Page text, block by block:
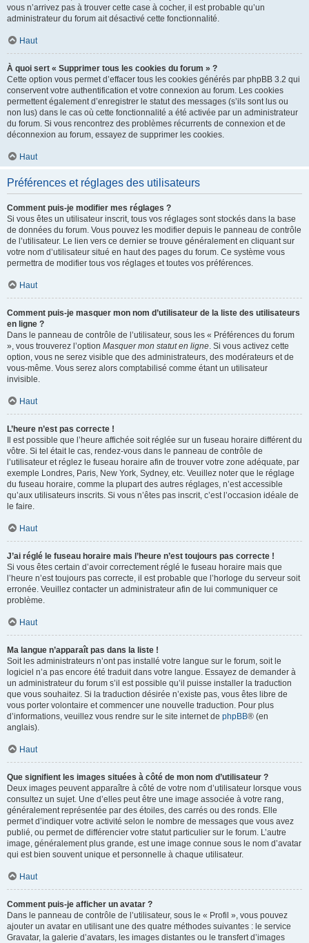
vous n’arrivez pas à trouver cette case à cocher, il est probable qu’un
administrateur du forum ait désactivé cette fonctionnalité.
Haut
À quoi sert « Supprimer tous les cookies du forum » ?
Cette option vous permet d’effacer tous les cookies générés par phpBB 3.2 qui
conservent votre authentification et votre connexion au forum. Les cookies
permettent également d’enregistrer le statut des messages (s’ils sont lus ou
non lus) dans le cas où cette fonctionnalité a été activée par un administrateur
du forum. Si vous rencontrez des problèmes récurrents de connexion et de
déconnexion au forum, essayez de supprimer les cookies.
Haut
Préférences et réglages des utilisateurs
Comment puis-je modifier mes réglages ?
Si vous êtes un utilisateur inscrit, tous vos réglages sont stockés dans la base
de données du forum. Vous pouvez les modifier depuis le panneau de contrôle
de l’utilisateur. Le lien vers ce dernier se trouve généralement en cliquant sur
votre nom d’utilisateur situé en haut des pages du forum. Ce système vous
permettra de modifier tous vos réglages et toutes vos préférences.
Haut
Comment puis-je masquer mon nom d’utilisateur de la liste des utilisateurs
en ligne ?
Dans le panneau de contrôle de l’utilisateur, sous les « Préférences du forum
», vous trouverez l’option Masquer mon statut en ligne. Si vous activez cette
option, vous ne serez visible que des administrateurs, des modérateurs et de
vous-même. Vous serez alors comptabilisé comme étant un utilisateur
invisible.
Haut
L’heure n’est pas correcte !
Il est possible que l’heure affichée soit réglée sur un fuseau horaire différent du
vôtre. Si tel était le cas, rendez-vous dans le panneau de contrôle de
l’utilisateur et réglez le fuseau horaire afin de trouver votre zone adéquate, par
exemple Londres, Paris, New York, Sydney, etc. Veuillez noter que le réglage
du fuseau horaire, comme la plupart des autres réglages, n’est accessible
qu’aux utilisateurs inscrits. Si vous n’êtes pas inscrit, c’est l’occasion idéale de
le faire.
Haut
J’ai réglé le fuseau horaire mais l’heure n’est toujours pas correcte !
Si vous êtes certain d’avoir correctement réglé le fuseau horaire mais que
l’heure n’est toujours pas correcte, il est probable que l’horloge du serveur soit
erronée. Veuillez contacter un administrateur afin de lui communiquer ce
problème.
Haut
Ma langue n’apparaît pas dans la liste !
Soit les administrateurs n’ont pas installé votre langue sur le forum, soit le
logiciel n’a pas encore été traduit dans votre langue. Essayez de demander à
un administrateur du forum s’il est possible qu’il puisse installer la traduction
que vous souhaitez. Si la traduction désirée n’existe pas, vous êtes libre de
vous porter volontaire et commencer une nouvelle traduction. Pour plus
d’informations, veuillez vous rendre sur le site internet de phpBB® (en
anglais).
Haut
Que signifient les images situées à côté de mon nom d’utilisateur ?
Deux images peuvent apparaître à côté de votre nom d’utilisateur lorsque vous
consultez un sujet. Une d’elles peut être une image associée à votre rang,
généralement représentée par des étoiles, des carrés ou des ronds. Elle
permet d’indiquer votre activité selon le nombre de messages que vous avez
publié, ou permet de différencier votre statut particulier sur le forum. L’autre
image, généralement plus grande, est une image connue sous le nom d’avatar
qui est bien souvent unique et personnelle à chaque utilisateur.
Haut
Comment puis-je afficher un avatar ?
Dans le panneau de contrôle de l’utilisateur, sous le « Profil », vous pouvez
ajouter un avatar en utilisant une des quatre méthodes suivantes : le service
Gravatar, la galerie d’avatars, les images distantes ou le transfert d’images